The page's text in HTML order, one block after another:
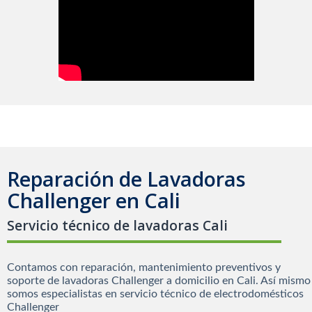
Reparación de Lavadoras
Challenger en Cali
Servicio técnico de lavadoras Cali
Contamos con reparación, mantenimiento preventivos y
soporte de lavadoras Challenger a domicilio en Cali. Así mismo
somos especialistas en servicio técnico de electrodomésticos
Challenger